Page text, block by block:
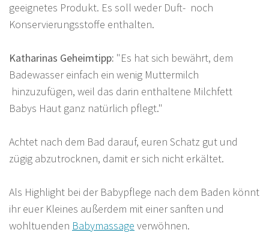
geeignetes Produkt. Es soll weder Duft- noch
Konservierungsstoffe enthalten.
Katharinas Geheimtipp: "Es hat sich bewährt, dem
Badewasser einfach ein wenig Muttermilch
hinzuzufügen, weil das darin enthaltene Milchfett
Babys Haut ganz natürlich pflegt."
Achtet nach dem Bad darauf, euren Schatz gut und
zügig abzutrocknen, damit er sich nicht erkältet.
Als Highlight bei der Babypflege nach dem Baden könnt
ihr euer Kleines außerdem mit einer sanften und
wohltuenden Babymassage verwöhnen.